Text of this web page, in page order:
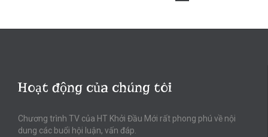
Hoạt động của chúng tôi
Chương trình TV của HT Khởi Đầu Mới rất phong phú về nội
dung các buổi hội luận, vấn đáp.